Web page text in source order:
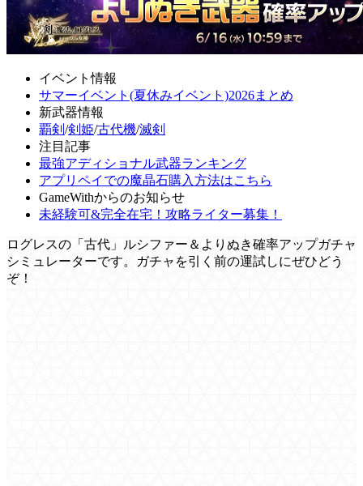
イベント情報
サマーイベント(夏休みイベント)2026まとめ
新武器情報
覇剣 /剣姫/古代機/滅剣
注目記事
最強アディショナル武器ランキング
アプリペイでの魔晶石購入方法はこちら
GameWithからのお知らせ
未経験可&完全在宅！攻略ライター募集！
ログレスの「古代」ルシファー＆よりぬき確率アップガチャ
シミュレーターです。ガチャを引く前の運試しにぜひどう
ぞ！